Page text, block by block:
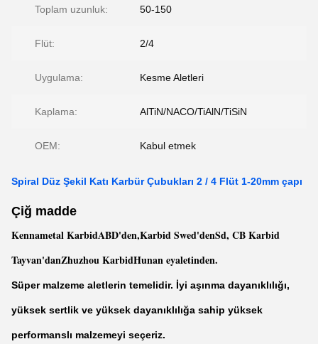
Toplam uzunluk: 50-150
Flüt: 2/4
Uygulama: Kesme Aletleri
Kaplama: AlTiN/NACO/TiAlN/TiSiN
OEM: Kabul etmek
Spiral Düz Şekil Katı Karbür Çubukları 2 / 4 Flüt 1-20mm çapı
Çiğ madde
Kennametal KarbidABD'den,KarbidSwed'denSd, CB Karbid
Tayvan'danZhuzhou KarbidHunan eyaletinden.
Süper malzeme aletlerin temelidir. İyi aşınma dayanıklılığı,
yüksek sertlik ve yüksek dayanıklılığa sahip yüksek
performanslı malzemeyi seçeriz.